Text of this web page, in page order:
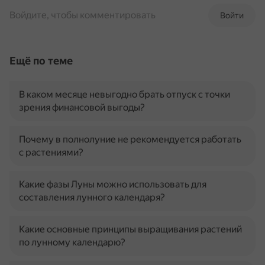
Войти
Войдите, чтобы комментировать
Ещё по теме
В каком месяце невыгодно брать отпуск с точки
зрения финансовой выгоды?
Почему в полнолуние не рекомендуется работать
с растениями?
Какие фазы Луны можно использовать для
составления лунного календаря?
Какие основные принципы выращивания растений
по лунному календарю?